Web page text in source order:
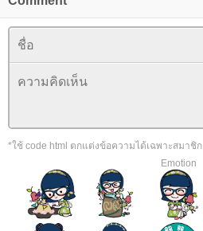
*ใช้ code html ตกแต่งข้อความได้เฉพาะสมาชิก
Emotion